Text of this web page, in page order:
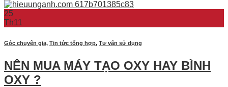
25
Th11
Góc chuyên gia, Tin tức tổng hợp, Tư vấn sử dụng
NÊN MUA MÁY TẠO OXY HAY BÌNH
OXY ?